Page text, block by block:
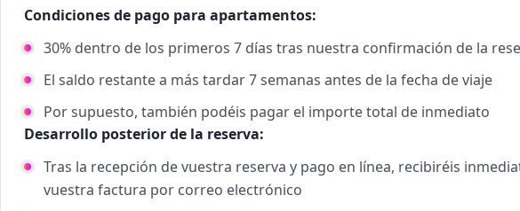
Condiciones de pago para apartamentos:
30% dentro de los primeros 7 días tras nuestra confirmación de la
El saldo restante a más tardar 7 semanas antes de la fecha de viaje
Por supuesto, también podéis pagar el importe total de inmediato
Desarrollo posterior de la reserva:
Tras la recepción de vuestra reserva y pago en línea, recibiréis
vuestra factura por correo electrónico